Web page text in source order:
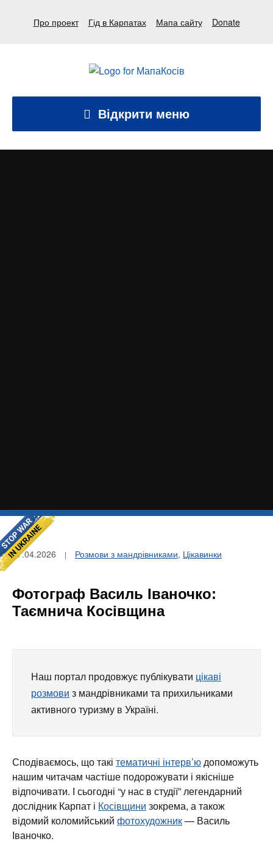
Про проект Гід в Карпатах Мапа сайту Donate
Відкрити меню
17.04.2026 Розмови з мандрівниками, Цікавинки
Фотограф Василь Іваночко:
Таємнича Косівщина
Наш портал продовжує публікувати цікаві
розмови з мандрівниками та прихильниками
активного туризму в Україні.
Сподіваємось, що такі тематичні інтерв’юдопоможуть
нашим читачам частіше подорожувати і якісніше
відпочивати. І сьогодні “у нас в студії” легендарний
дослідник Карпат і Косівщини зокрема, а також
відомий коломийський фотохудожник— Василь
Іваночко.